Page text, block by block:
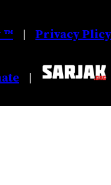
™ | Privacy Plicy
|